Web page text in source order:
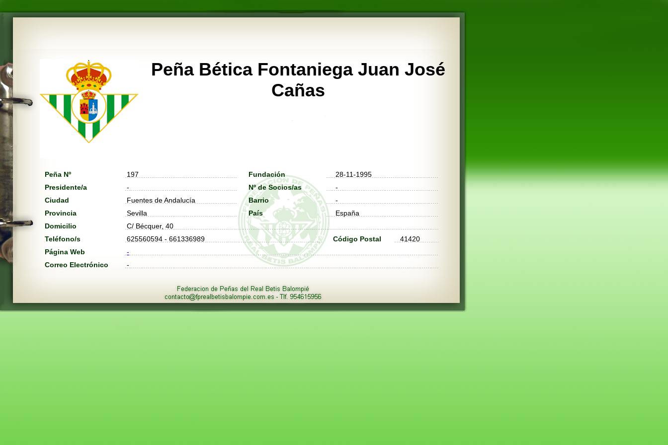
Peña Bética Fontaniega Juan José
Cañas
Peña Nº
Presidente/a
Ciudad
Provincia
Domicilio
Teléfono/s
Página Web
Correo Electrónico
197 Fundación
28-11-1995
-
Nº de Socios/as
-
Fuentes de Andalucía
Barrio
-
Sevilla
País
España
C/ Bécquer, 40
625560594 - 661336989
Código Postal
41420
-
-